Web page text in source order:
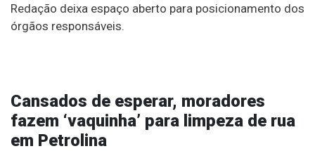
Redação deixa espaço aberto para posicionamento dos
órgãos responsáveis.
Cansados de esperar, moradores
fazem ‘vaquinha’ para limpeza de rua
em Petrolina